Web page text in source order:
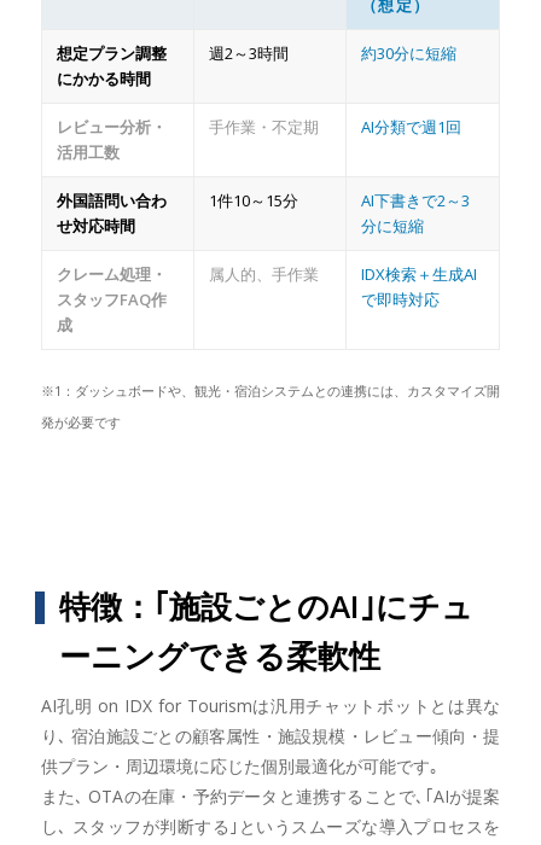
（想定）
想定プラン調整
にかかる時間
週2～3時間 約30分に短縮
レビュー分析・
活用工数
手作業・不定期 AI分類で週1回
外国語問い合わ
せ対応時間
1件10～15分
AI下書きで2～3
分に短縮
クレーム処理・
スタッフFAQ作
成
属人的、手作業
IDX検索＋生成AI
で即時対応
※1：ダッシュボードや、観光・宿泊システムとの連携には、カスタマイズ開
発が必要です
特徴：｢施設ごとのAI｣にチュ
ーニングできる柔軟性
AI孔明 on IDX for Tourismは汎用チャットボットとは異な
り､ 宿泊施設ごとの顧客属性・施設規模・レビュー傾向・提
供プラン・周辺環境に応じた個別最適化が可能です｡
また､ OTAの在庫・予約データと連携することで､｢AIが提案
し､ スタッフが判断する｣というスムーズな導入プロセスを